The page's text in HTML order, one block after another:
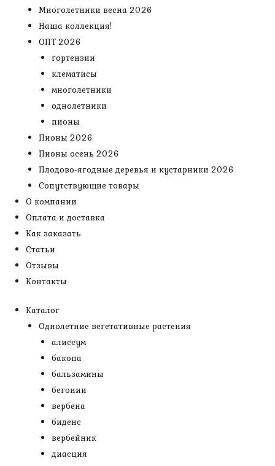
Многолетники весна 2026
Наша коллекция!
ОПТ 2026
гортензии
клематисы
многолетники
однолетники
пионы
Пионы 2026
Пионы осень 2026
Плодово-ягодные деревья и кустарники 2026
Сопутствующие товары
О компании
Оплата и доставка
Как заказать
Статьи
Отзывы
Контакты
Каталог
Однолетние вегетативные растения
алиссум
бакопа
бальзамины
бегонии
вербена
биденс
вербейник
диасция